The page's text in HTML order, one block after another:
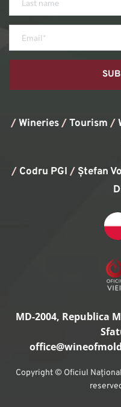
/Wineries/Tourism /
/ Codru PGI / Ștefan
MD-2004, Republica
office
Copyright © Oficiul